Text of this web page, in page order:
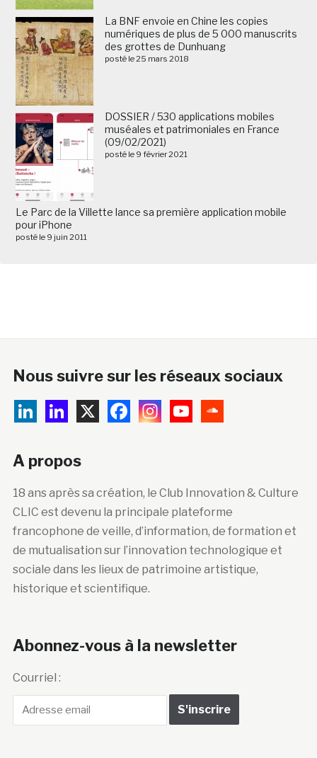
La BNF envoie en Chine les copies
numériques de plus de 5 000 manuscrits
des grottes de Dunhuang
posté le 25 mars 2018
DOSSIER / 530 applications mobiles
muséales et patrimoniales en France
(09/02/2021)
posté le 9 février 2021
Le Parc de la Villette lance sa première application mobile
pour iPhone
posté le 9 juin 2011
Nous suivre sur les réseaux sociaux
A propos
18 ans après sa création, le Club Innovation & Culture
CLIC est devenu la principale plateforme
francophone de veille, d’information, de formation et
de mutualisation sur l’innovation technologique et
sociale dans les lieux de patrimoine artistique,
historique et scientifique.
Abonnez-vous à la newsletter
Courriel :